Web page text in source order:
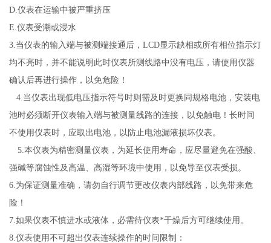
D.仪表在运输中被严重挤压
E.仪表受潮或浸水
3. 当仪表的输入端与被测端接通后，LCD显示缺相或所有相位指示灯
均不亮时，并不能说明此时仪表所测线路中没有电压，请使用仪器
确认后再进行操作，以免危险！
4. 当仪表出现低电压指示符号时则需及时更换同规格电池，安装电
池时必须断开仪表输入端与被测量线路的连接，以免触电！长时间
不使用仪表时，应取出电池，以防止电池漏液损坏仪表。
5.本仪表为精密测量仪表，为延长使用寿命，应尽量避免在强酸、
强碱等腐蚀性及高温、高湿等环境中使用，以免导至仪表受损。
6. 为保证测量准确，请勿自行调节更改仪表内部线路，以免带来危
险！
7.如果仪表不慎进水或液体，必需待仪表*干燥后方可继续使用。
8.仪表使用不可超出仪表连续操作的时间限制：